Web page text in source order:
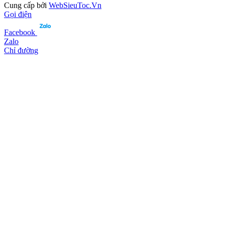
Cung cấp bởi WebSieuToc.Vn
Gọi điện
Facebook
Zalo
Chỉ đường